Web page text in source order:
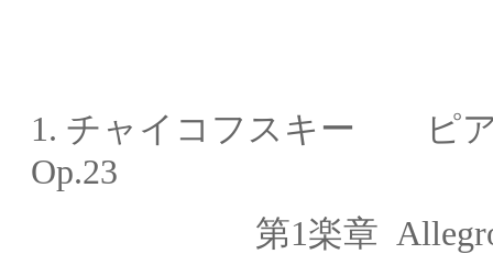
1. チャイコフスキー ピ
Op.23
第1楽章